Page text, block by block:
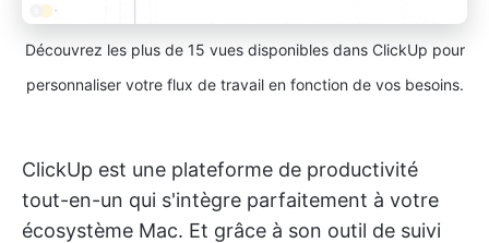
Découvrez les plus de 15 vues disponibles dans ClickUp pour
personnaliser votre flux de travail en fonction de vos besoins.
ClickUp est une plateforme de productivité
tout-en-un qui s'intègre parfaitement à votre
écosystème Mac. Et grâce à son outil de suivi